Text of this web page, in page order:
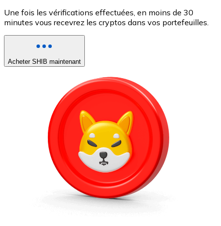
Une fois les vérifications effectuées, en moins de 30
minutes vous recevrez les cryptos dans vos portefeuilles.
Acheter SHIB maintenant